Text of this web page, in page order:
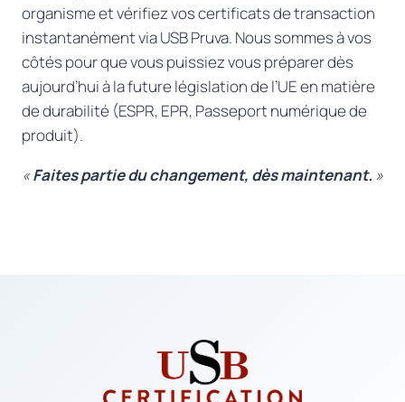
organisme et vérifiez vos certificats de transaction
instantanément via USB Pruva. Nous sommes à vos
côtés pour que vous puissiez vous préparer dès
aujourd’hui à la future législation de l’UE en matière
de durabilité (ESPR, EPR, Passeport numérique de
produit).
«Faites partie du changement, dès maintenant. »